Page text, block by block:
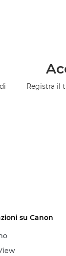
Registra il
su Canon